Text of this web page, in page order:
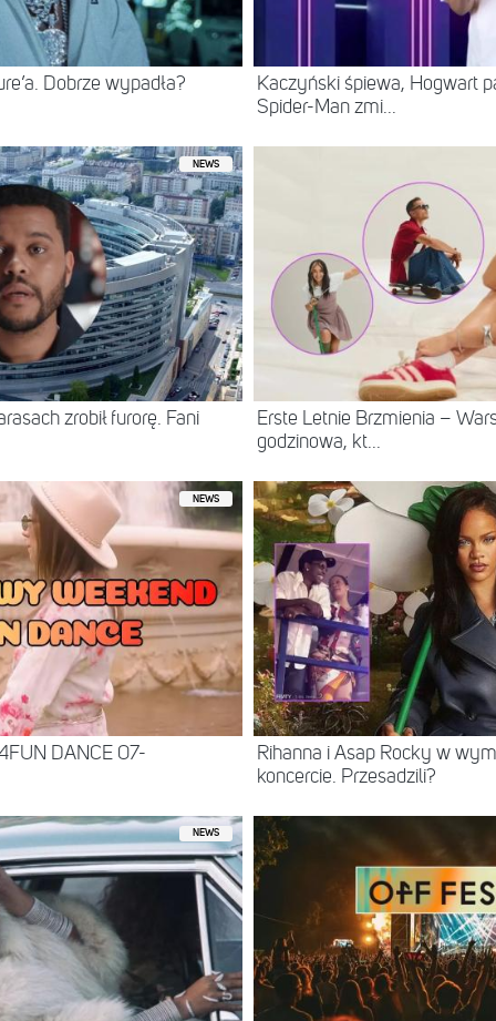
Dobrze wypadła?
Kaczyński śpiewa, Hogwart
Spider-Man zmi...
NEWS
zrobił furorę. Fani
Erste Letnie Brzmienia –
godzinowa, kt...
NEWS
DANCE 07-
Rihanna i Asap Rocky w
koncercie. Przesadzili?
NEWS